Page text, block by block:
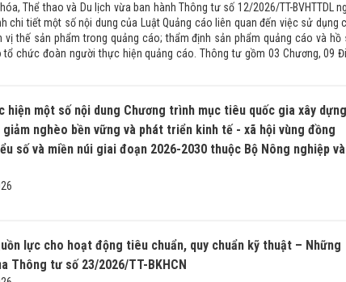
Thể thao và Du lịch vừa ban hành Thông tư số 12/2026/TT-BVHTTDL
chi tiết một số nội dung của Luật Quảng cáo liên quan đến việc sử dụng
vị thế sản phẩm trong quảng cáo; thẩm định sản phẩm quảng cáo và hồ
chức đoàn người thực hiện quảng cáo. Thông tư gồm 03 Chương, 09
hiện một số nội dung Chương trình mục tiêu quốc gia xây dựng
nghèo bền vững và phát triển kinh tế - xã hội vùng đồng
số và miền núi giai đoạn 2026-2030 thuộc Bộ Nông nghiệp và
lực cho hoạt động tiêu chuẩn, quy chuẩn kỹ thuật – Những
Thông tư số 23/2026/TT-BKHCN